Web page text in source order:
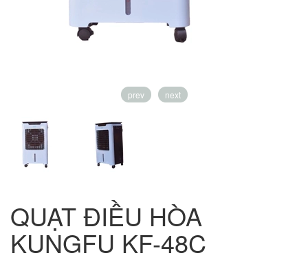
prev next
QUẠT ĐIỀU HÒA
KUNGFU KF-48C